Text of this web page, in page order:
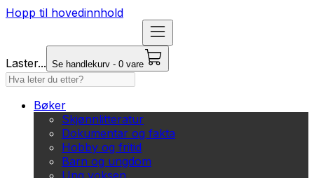
Hopp til hovedinnhold
Laster... Se handlekurv - 0 vare
Bøker
Skjønnlitteratur
Dokumentar og fakta
Hobby og fritid
Barn og ungdom
Ung voksen